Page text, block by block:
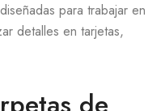
para trabajar en
detalles en tarjetas,